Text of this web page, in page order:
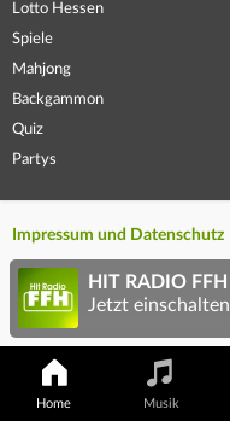
Lotto Hessen
Spiele
Mahjong
Backgammon
Quiz
Partys
Impressum und Datenschutz
Home Musik
HIT RADIO FFH
Jetzt einschalten